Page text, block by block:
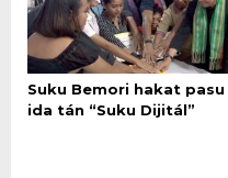
Suku Bemori hakat pasu
ida tán “Suku Dijitál”